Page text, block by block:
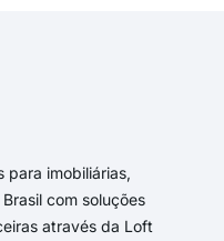
para imobiliárias,
com soluções
através da Loft